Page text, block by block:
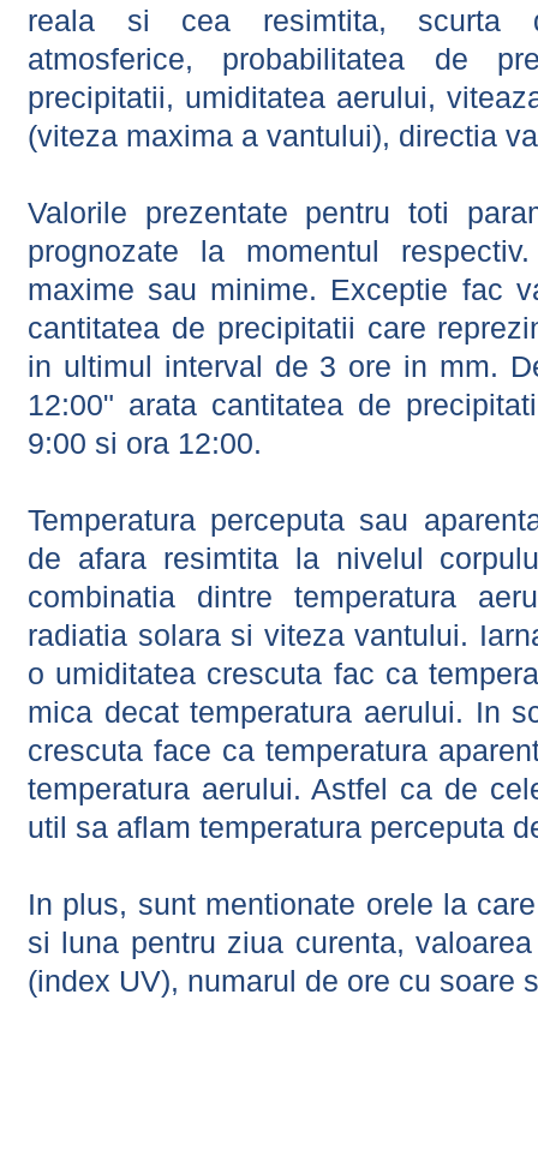
reala si cea resimtita, scurta
atmosferice, probabilitatea de
precipitatii, umiditatea aerului,
(viteza maxima a vantului), directia
Valorile prezentate pentru toti
prognozate la momentul
maxime sau minime. Exceptie fac
cantitatea de precipitatii care
in ultimul interval de 3 ore in mm.
12:00" arata cantitatea de
9:00 si ora 12:00.
Temperatura perceputa sau
de afara resimtita la nivelul
combinatia dintre temperatura
radiatia solara si viteza vantului.
o umiditatea crescuta fac ca
mica decat temperatura aerului. In
crescuta face ca temperatura
temperatura aerului. Astfel ca de
util sa aflam temperatura perceputa
In plus, sunt mentionate orele la
si luna pentru ziua curenta,
(index UV), numarul de ore cu soare